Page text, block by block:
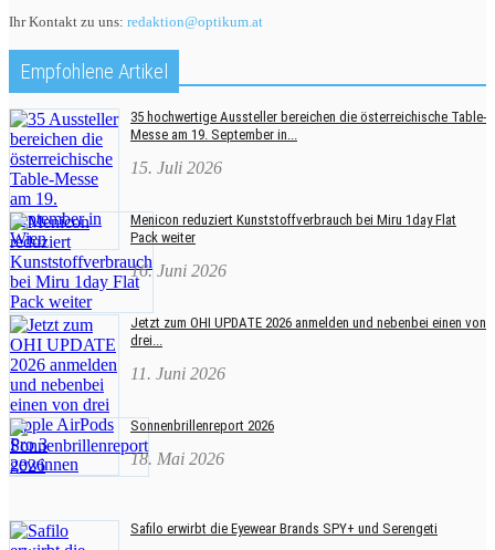
Ihr Kontakt zu uns: redaktion@optikum.at
Empfohlene Artikel
35 hochwertige Aussteller bereichen die österreichische Table-
Messe am 19. September in...
15. Juli 2026
Menicon reduziert Kunststoffverbrauch bei Miru 1day Flat
Pack weiter
16. Juni 2026
Jetzt zum OHI UPDATE 2026 anmelden und nebenbei einen von
drei...
11. Juni 2026
Sonnenbrillenreport 2026
18. Mai 2026
Safilo erwirbt die Eyewear Brands SPY+ und Serengeti